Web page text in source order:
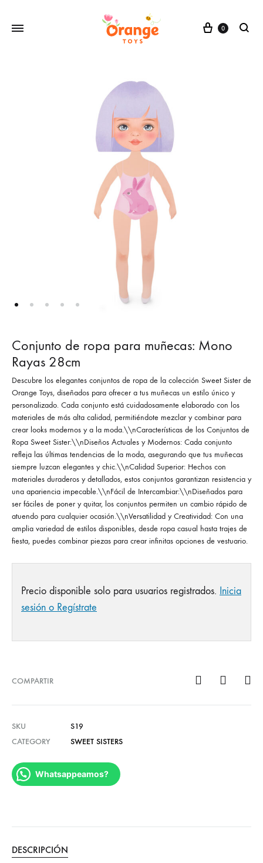
Cesta
0
buscar
Conjunto de ropa para muñecas: Mono
Rayas 28cm
Descubre los elegantes conjuntos de ropa de la colección Sweet Sister de
Orange Toys, diseñados para ofrecer a tus muñecas un estilo único y
personalizado. Cada conjunto está cuidadosamente elaborado con los
materiales de más alta calidad, permitiéndote mezclar y combinar para
crear looks modernos y a la moda.\\nCaracterísticas de los Conjuntos de
Ropa Sweet Sister:\\nDiseños Actuales y Modernos: Cada conjunto
refleja las últimas tendencias de la moda, asegurando que tus muñecas
siempre luzcan elegantes y chic.\\nCalidad Superior: Hechos con
materiales duraderos y detallados, estos conjuntos garantizan resistencia y
una apariencia impecable.\\nFácil de Intercambiar:\\nDiseñados para
ser fáciles de poner y quitar, los conjuntos permiten un cambio rápido de
atuendo para cualquier ocasión.\\nVersatilidad y Creatividad: Con una
amplia variedad de estilos disponibles, desde ropa casual hasta trajes de
fiesta, puedes combinar piezas para crear infinitas opciones de vestuario.
Precio disponible solo para usuarios registrados. Inicia
sesión o Regístrate
COMPARTIR
SKU
S19
CATEGORY
SWEET SISTERS
Whatsappeamos?
DESCRIPCIÓN